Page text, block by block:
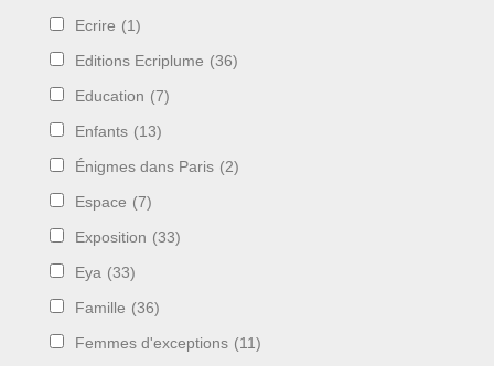
Ecrire (1)
Editions Ecriplume (36)
Education (7)
Enfants (13)
Énigmes dans Paris (2)
Espace (7)
Exposition (33)
Eya (33)
Famille (36)
Femmes d'exceptions (11)